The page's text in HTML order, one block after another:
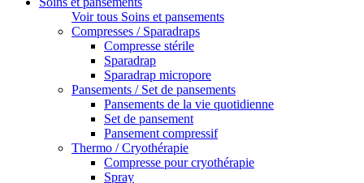
Voir tous Soins et pansements
Compresses / Sparadraps
Compresse stérile
Sparadrap
Sparadrap micropore
Pansements / Set de pansements
Pansements de la vie quotidienne
Set de pansement
Pansement compressif
Thermo / Cryothérapie
Compresse pour cryothérapie
Spray